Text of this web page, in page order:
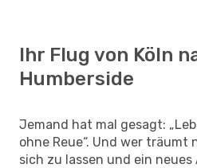
Ihr Flug von Köln
Humberside
Jemand hat mal gesagt:
ohne Reue“. Und wer
sich zu lassen und ein